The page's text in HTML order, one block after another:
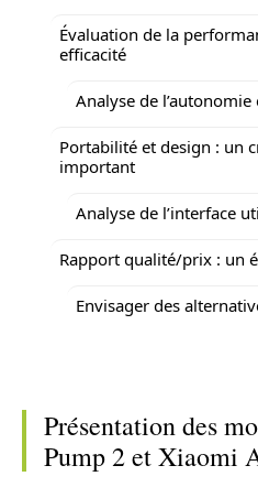
Évaluation de la
efficacité
Analyse de
Portabilité et design : un
important
Analyse de l’interface
Rapport qualité/prix : un
Envisager des
Présentation des
Pump 2 et Xiaomi